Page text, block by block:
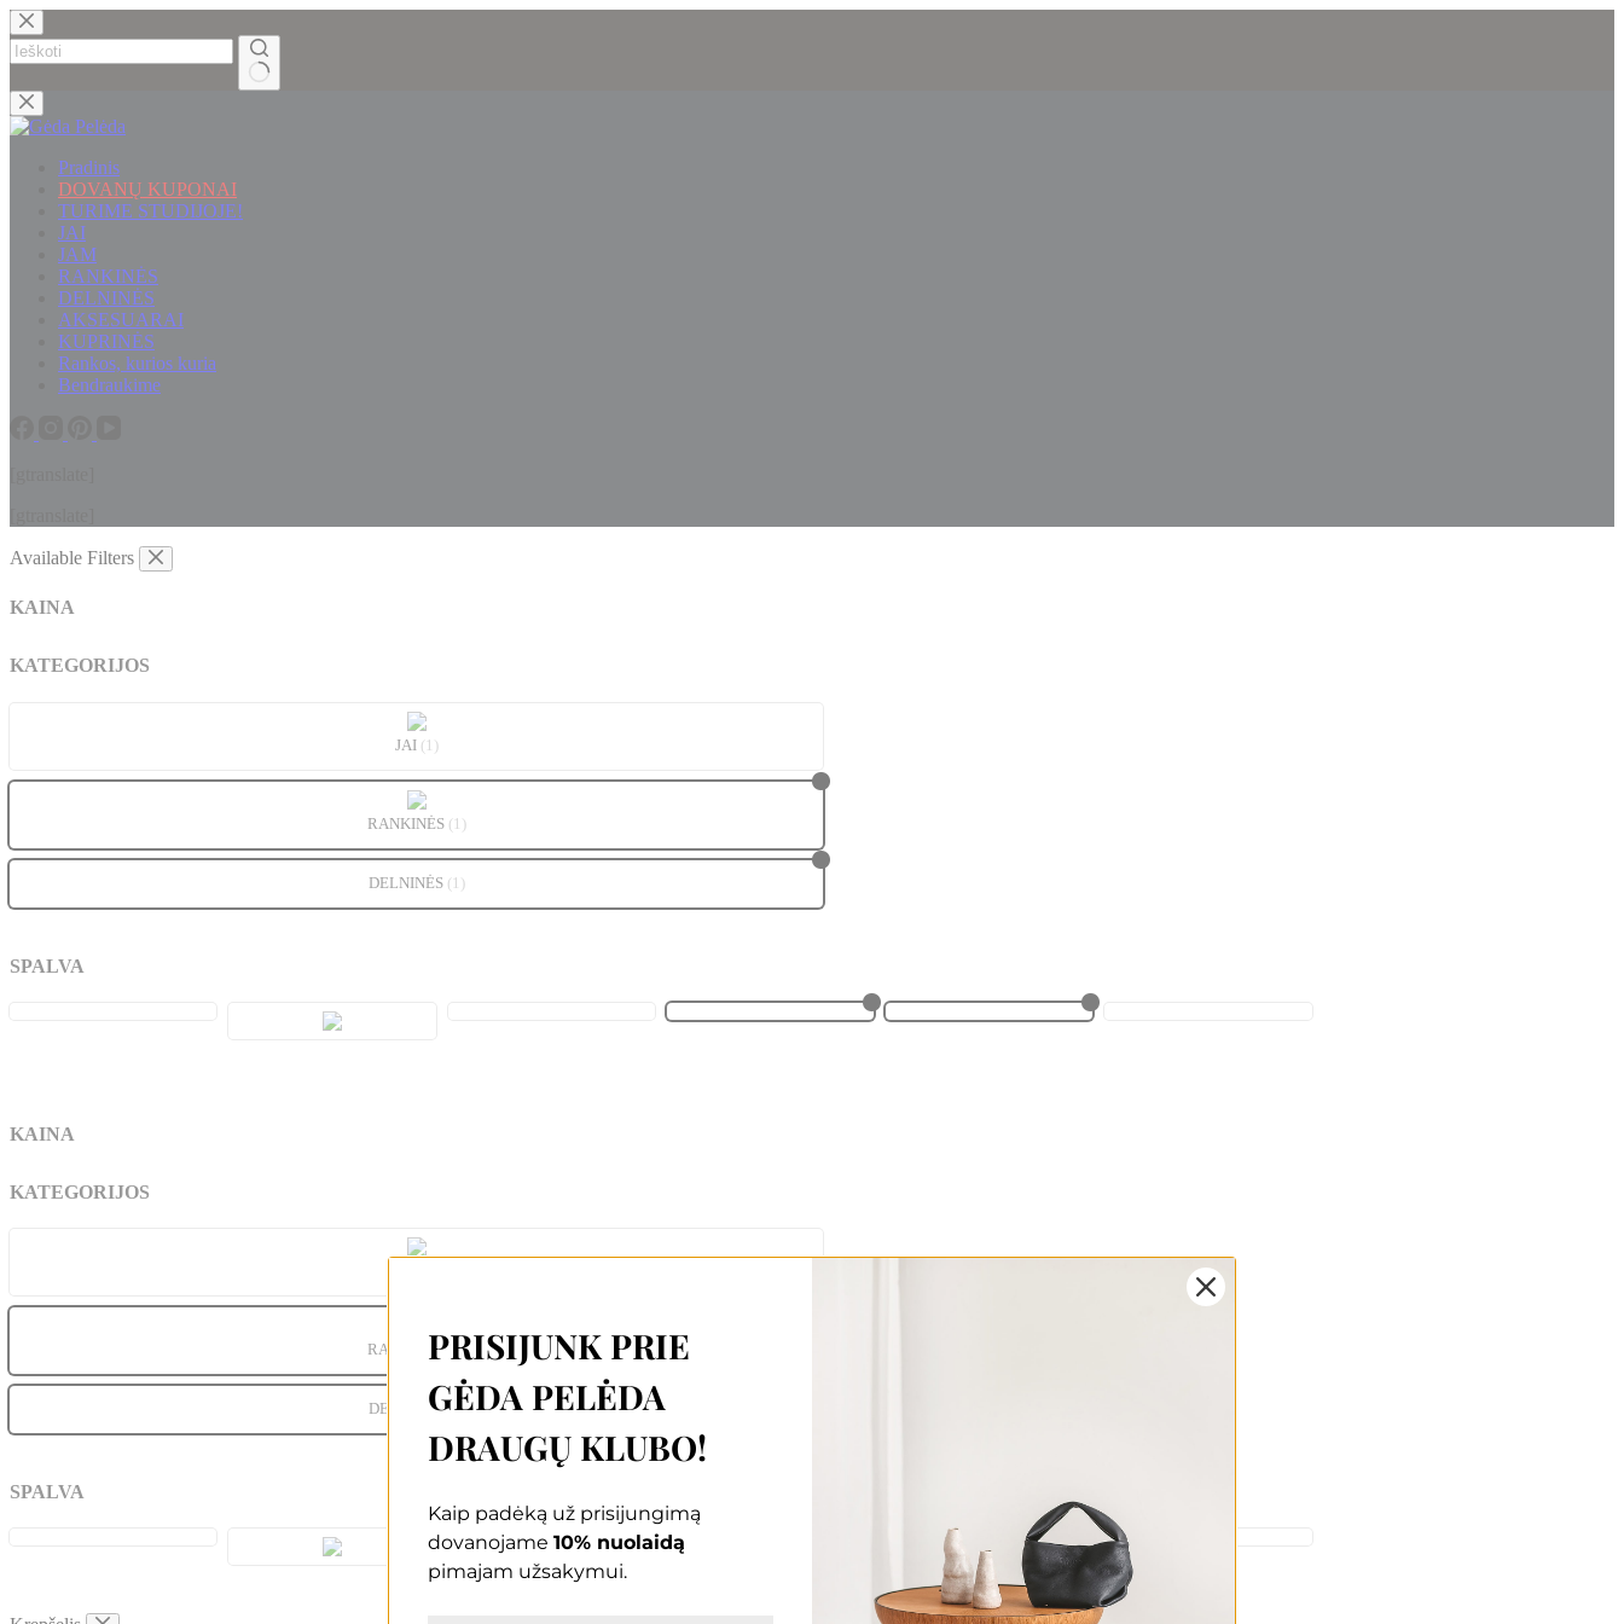
Skip
to
content
No
results
Pradinis
DOVANŲ KUPONAI
TURIME STUDIJOJE!
JAI
JAM
RANKINĖS
DELNINĖS
AKSESUARAI
KUPRINĖS
Rankos, kurios kuria
Bendraukime
Available Filters
KAINA
KATEGORIJOS
JAI (1)
RANKINĖS (1)
DELNINĖS (1)
SPALVA
KAINA
KATEGORIJOS
RANKINĖS(1)
DELNINĖS(1)
SPALVA
PRISIJUNK PRIE
GĖDA PELĖDA
DRAUGŲ KLUBO!
Kaip padėką už prisijungimą
dovanojame 10% nuolaidą
pimajam užsakymui.